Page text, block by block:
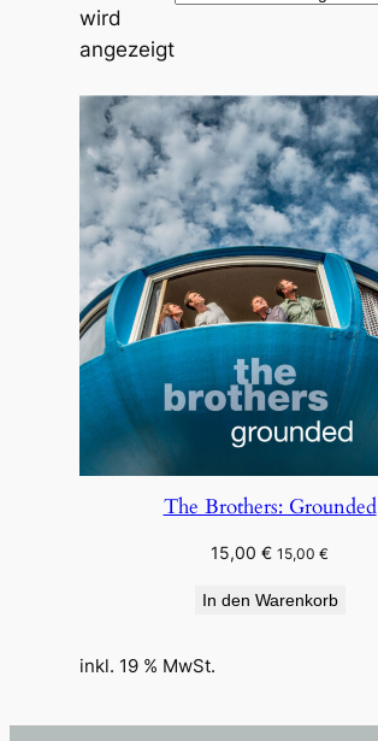
wird
angezeigt
The Brothers: Grounded
15,00 € 15,00 €
In den Warenkorb
inkl. 19 % MwSt.